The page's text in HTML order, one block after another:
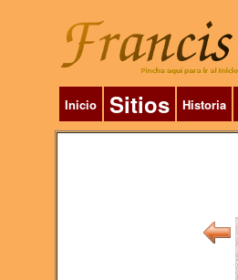
Inicio Sitios Historia